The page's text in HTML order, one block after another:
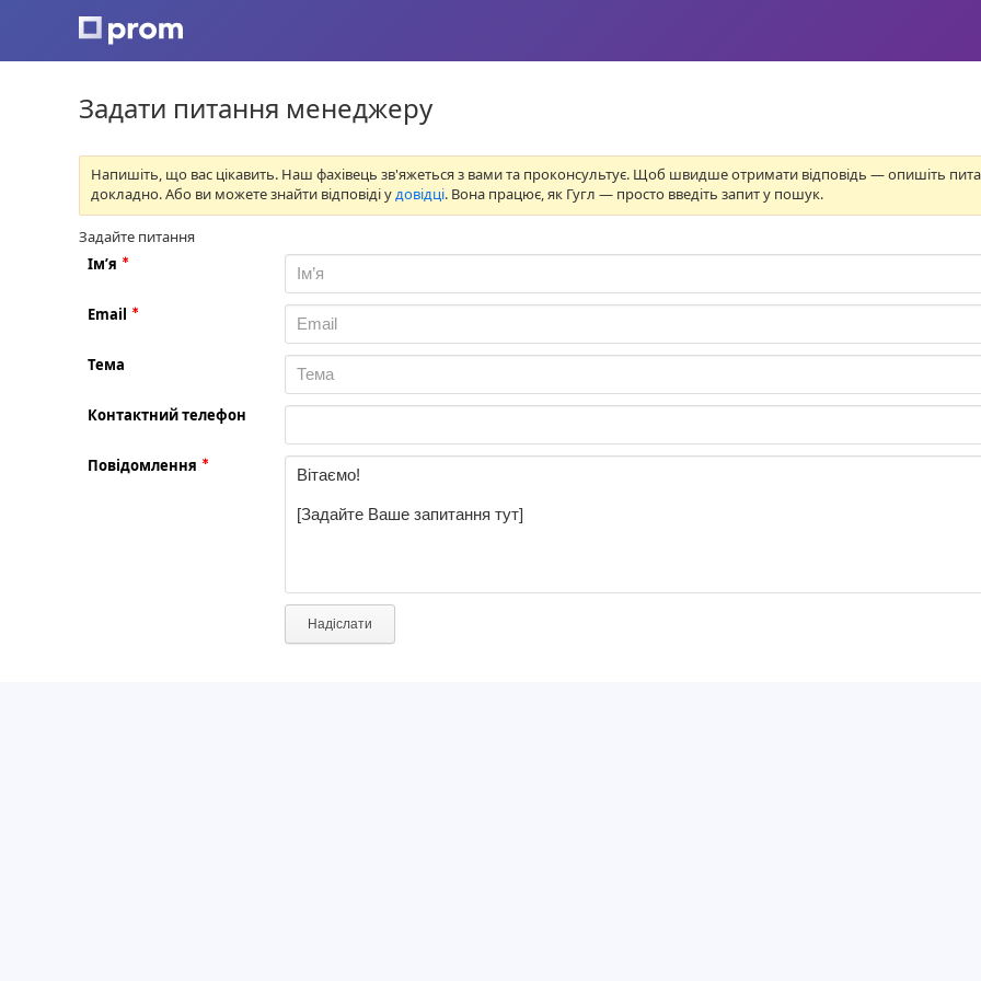
Задати питання менеджеру
Напишіть, що вас цікавить. Наш фахівець зв'яжеться з вами та проконсультує. Щоб швидше отримати відповідь — опишіть
докладно. Або ви можете знайти відповіді удовідці. Вона працює, як Гугл — просто введіть запит у пошук.
Задайте питання
Ім’я
Email
Тема
Контактний телефон
Повідомлення